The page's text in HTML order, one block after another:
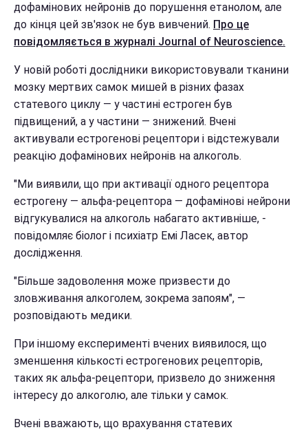
дофамінових нейронів до порушення етанолом, але
до кінця цей зв'язок не був вивчений. Про це
повідомляється в журналі Journal of Neuroscience.
У новій роботі дослідники використовували тканини
мозку мертвих самок мишей в різних фазах
статевого циклу — у частині естроген був
підвищений, а у частини — знижений. Вчені
активували естрогенові рецептори і відстежували
реакцію дофамінових нейронів на алкоголь.
"Ми виявили, що при активації одного рецептора
естрогену — альфа-рецептора — дофамінові нейрони
відгукувалися на алкоголь набагато активніше, -
повідомляє біолог і психіатр Емі Ласек, автор
дослідження.
"Більше задоволення може призвести до
зловживання алкоголем, зокрема запоям", —
розповідають медики.
При іншому експерименті вчених виявилося, що
зменшення кількості естрогенових рецепторів,
таких як альфа-рецептори, призвело до зниження
інтересу до алкоголю, але тільки у самок.
Вчені вважають, що врахування статевих